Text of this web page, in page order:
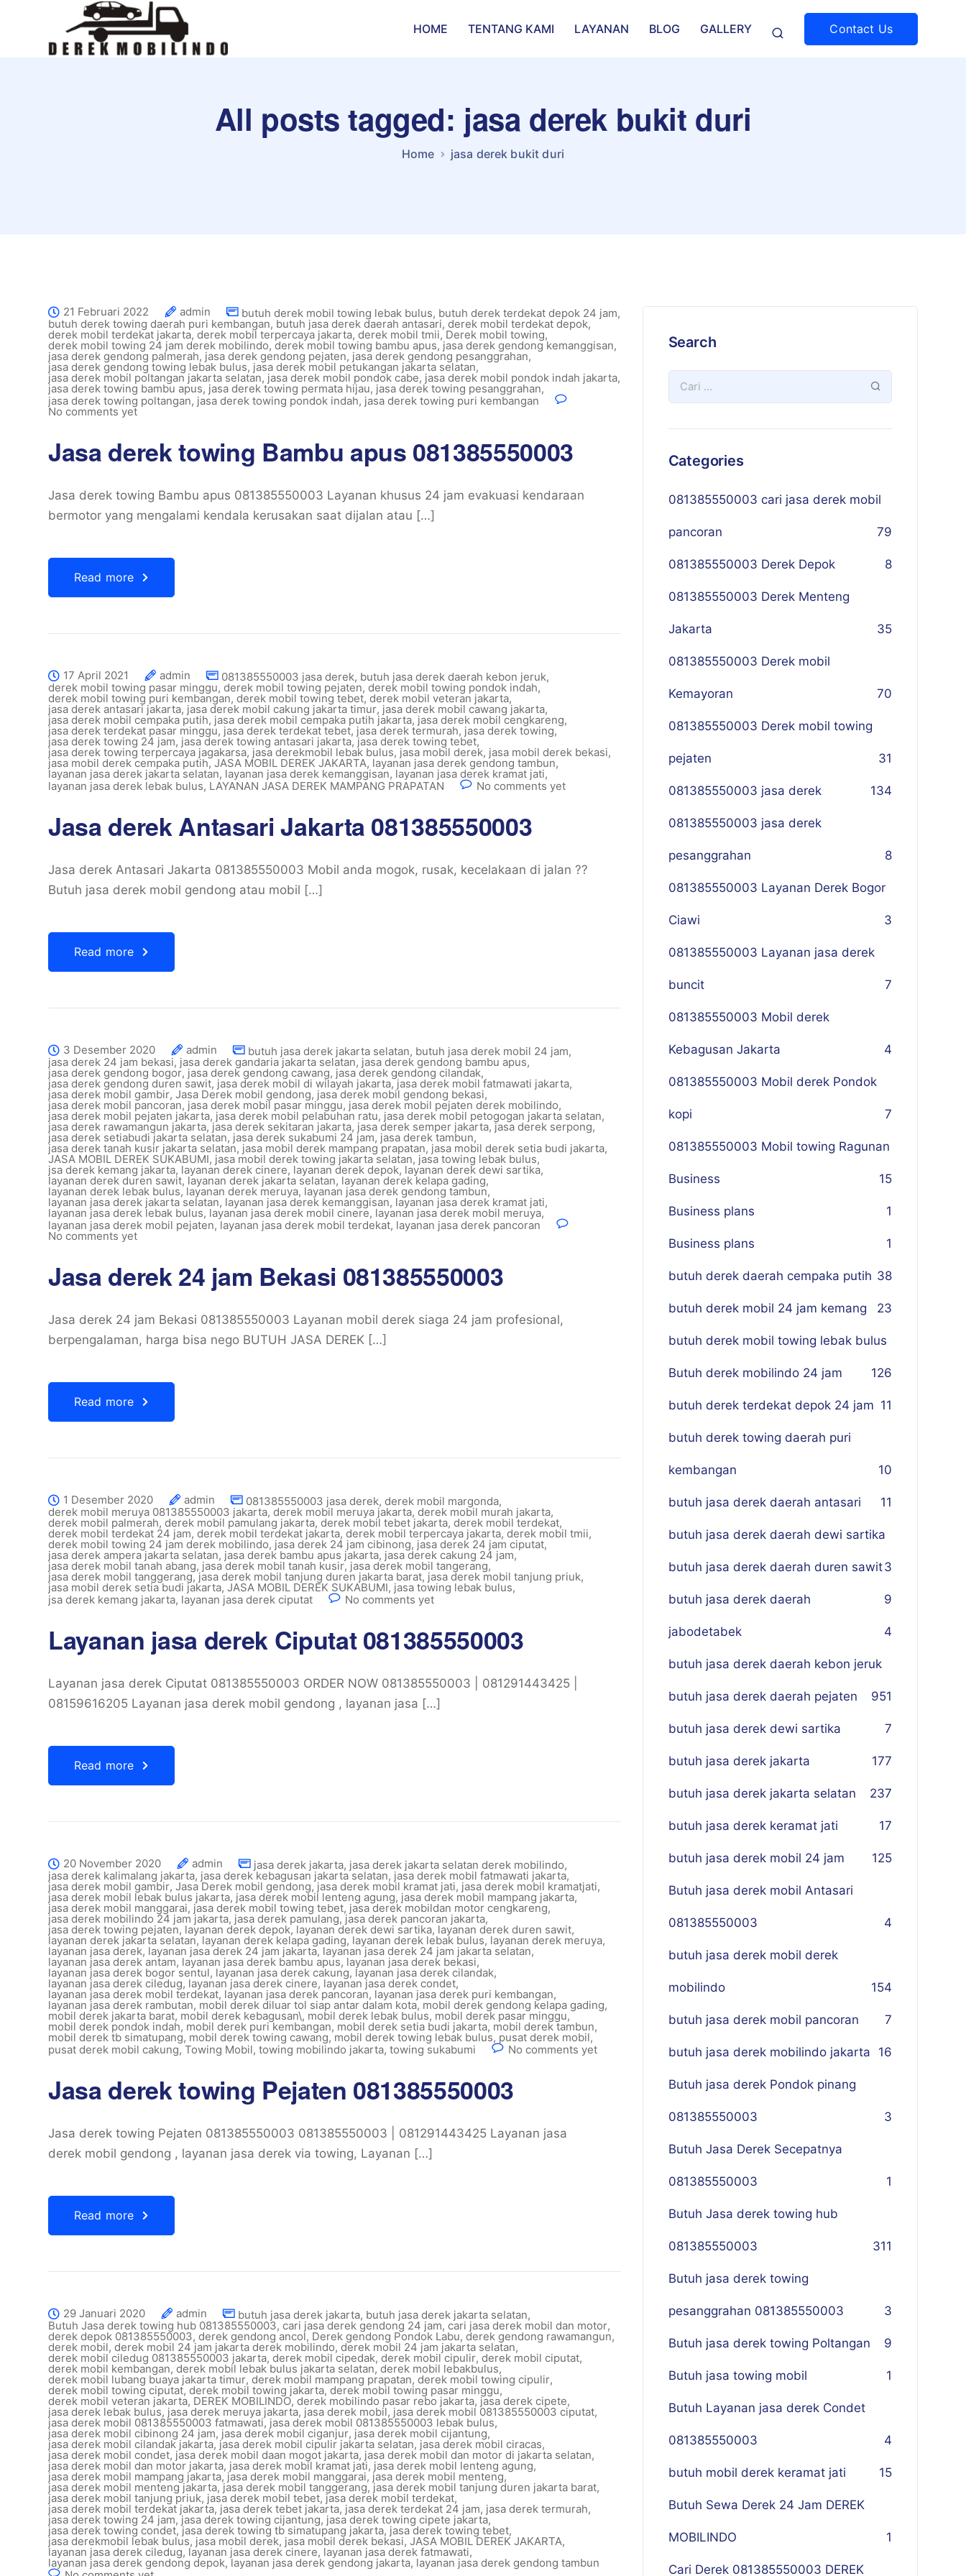
HOME TENTANG KAMI LAYANAN BLOG GALLERY Contact Us
All posts tagged: jasa derek bukit duri
Home jasa derek bukit duri
21 Februari 2022 admin butuh derek mobil towing lebak bulus, butuh derek terdekat depok 24 jam,
butuh derek towing daerah puri kembangan, butuh jasa derek daerah antasari, derek mobil terdekat depok,
derek mobil terdekat jakarta, derek mobil terpercaya jakarta, derek mobil tmii, Derek mobil towing,
derek mobil towing 24 jam derek mobilindo, derek mobil towing bambu apus,jasa derek gendong kemanggisan,
jasa derek gendong palmerah, jasa derek gendong pejaten, jasa derek gendong pesanggrahan,
jasa derek gendong towing lebak bulus, jasa derek mobil petukangan jakarta selatan,
jasa derek mobil poltangan jakarta selatan, jasa derek mobil pondok cabe, jasa derek mobil pondok indah jakarta,
jasa derek towing bambu apus, jasa derek towing permata hijau, jasa derek towing pesanggrahan,
jasa derek towing poltangan, jasa derek towing pondok indah, jasa derek towing puri kembangan
No comments yet
Jasa derek towing Bambu apus 081385550003
Jasa derek towing Bambu apus 081385550003 Layanan khusus 24 jam evakuasi kendaraan
bermotor yang mengalami kendala kerusakan saat dijalan atau […]
Read more
17 April 2021 admin 081385550003 jasa derek, butuh jasa derek daerah kebon jeruk,
derek mobil towing pasar minggu, derek mobil towing pejaten, derek mobil towing pondok indah,
derek mobil towing puri kembangan, derek mobil towing tebet, derek mobil veteran jakarta,
jasa derek antasari jakarta, jasa derek mobil cakung jakarta timur, jasa derek mobil cawang jakarta,
jasa derek mobil cempaka putih, jasa derek mobil cempaka putih jakarta, jasa derek mobil cengkareng,
jasa derek terdekat pasar minggu, jasa derek terdekat tebet, jasa derek termurah, jasa derek towing,
jasa derek towing 24 jam, jasa derek towing antasari jakarta,jasa derek towing tebet,
jasa derek towing terpercaya jagakarsa, jasa derekmobil lebak bulus, jasa mobil derek, jasa mobil derek bekasi,
jasa mobil derek cempaka putih,JASA MOBIL DEREK JAKARTA, layanan jasa derek gendong tambun,
layanan jasa derek jakarta selatan, layanan jasa derek kemanggisan, layanan jasa derek kramat jati,
layanan jasa derek lebak bulus, LAYANAN JASA DEREK MAMPANG PRAPATAN No comments yet
Jasa derek Antasari Jakarta 081385550003
Jasa derek Antasari Jakarta 081385550003 Mobil anda mogok, rusak, kecelakaan di jalan ??
Butuh jasa derek mobil gendong atau mobil […]
Read more
3 Desember 2020 admin butuh jasa derek jakarta selatan, butuh jasa derek mobil 24 jam,
jasa derek 24 jam bekasi, jasa derek gandaria jakarta selatan, jasa derek gendong bambu apus,
jasa derek gendong bogor, jasa derek gendong cawang, jasa derek gendong cilandak,
jasa derek gendong duren sawit, jasa derek mobil di wilayah jakarta,jasa derek mobil fatmawati jakarta,
jasa derek mobil gambir, Jasa Derek mobil gendong, jasa derek mobil gendong bekasi,
jasa derek mobil pancoran, jasa derek mobil pasar minggu, jasa derek mobil pejaten derek mobilindo,
jasa derek mobil pejaten jakarta, jasa derek mobil pelabuhan ratu, jasa derek mobil petogogan jakarta selatan,
jasa derek rawamangun jakarta,jasa derek sekitaran jakarta, jasa derek semper jakarta, jasa derek serpong,
jasa derek setiabudi jakarta selatan, jasa derek sukabumi 24 jam, jasa derek tambun,
jasa derek tanah kusir jakarta selatan, jasa mobil derek mampang prapatan, jasa mobil derek setia budi jakarta,
JASA MOBIL DEREK SUKABUMI, jasa mobil derek towing jakarta selatan, jasa towing lebak bulus,
jsa derek kemang jakarta, layanan derek cinere, layanan derek depok, layanan derek dewi sartika,
layanan derek duren sawit, layanan derek jakarta selatan, layanan derek kelapa gading,
layanan derek lebak bulus, layanan derek meruya, layanan jasa derek gendong tambun,
layanan jasa derek jakarta selatan, layanan jasa derek kemanggisan, layanan jasa derek kramat jati,
layanan jasa derek lebak bulus, layanan jasa derek mobil cinere, layanan jasa derek mobil meruya,
layanan jasa derek mobil pejaten, layanan jasa derek mobil terdekat, layanan jasa derek pancoran
No comments yet
Jasa derek 24 jam Bekasi 081385550003
Jasa derek 24 jam Bekasi 081385550003 Layanan mobil derek siaga 24 jam profesional,
berpengalaman, harga bisa nego BUTUH JASA DEREK […]
Read more
1 Desember 2020 admin 081385550003 jasa derek, derek mobil margonda,
derek mobil meruya 081385550003 jakarta, derek mobil meruya jakarta, derek mobil murah jakarta,
derek mobil palmerah, derek mobil pamulang jakarta, derek mobil tebet jakarta, derek mobil terdekat,
derek mobil terdekat 24 jam, derek mobil terdekat jakarta, derek mobil terpercaya jakarta, derek mobil tmii,
derek mobil towing 24 jam derek mobilindo, jasa derek 24 jam cibinong, jasa derek 24 jam ciputat,
jasa derek ampera jakarta selatan, jasa derek bambu apus jakarta, jasa derek cakung 24 jam,
jasa derek mobil tanah abang, jasa derek mobil tanah kusir, jasa derek mobil tangerang,
jasa derek mobil tanggerang,jasa derek mobil tanjung duren jakarta barat, jasa derek mobil tanjung priuk,
jasa mobil derek setia budi jakarta, JASA MOBIL DEREK SUKABUMI, jasa towing lebak bulus,
jsa derek kemang jakarta, layanan jasa derek ciputat No comments yet
Layanan jasa derek Ciputat 081385550003
Layanan jasa derek Ciputat 081385550003 ORDER NOW 081385550003 | 081291443425 |
08159616205 Layanan jasa derek mobil gendong , layanan jasa […]
Read more
20 November 2020 admin jasa derek jakarta, jasa derek jakarta selatan derek mobilindo,
jasa derek kalimalang jakarta, jasa derek kebagusan jakarta selatan, jasa derek mobil fatmawati jakarta,
jasa derek mobil gambir, Jasa Derek mobil gendong,jasa derek mobil kramat jati, jasa derek mobil kramatjati,
jasa derek mobil lebak bulus jakarta, jasa derek mobil lenteng agung, jasa derek mobil mampang jakarta,
jasa derek mobil manggarai, jasa derek mobil towing tebet, jasa derek mobildan motor cengkareng,
jasa derek mobilindo 24 jam jakarta, jasa derek pamulang,jasa derek pancoran jakarta,
jasa derek towing pejaten, layanan derek depok, layanan derek dewi sartika, layanan derek duren sawit,
layanan derek jakarta selatan, layanan derek kelapa gading, layanan derek lebak bulus, layanan derek meruya,
layanan jasa derek, layanan jasa derek 24 jam jakarta, layanan jasa derek 24 jam jakarta selatan,
layanan jasa derek antam, layanan jasa derek bambu apus, layanan jasa derek bekasi,
layanan jasa derek bogor sentul, layanan jasa derek cakung, layanan jasa derek cilandak,
layanan jasa derek ciledug, layanan jasa derek cinere, layanan jasa derek condet,
layanan jasa derek mobil terdekat, layanan jasa derek pancoran, layanan jasa derek puri kembangan,
layanan jasa derek rambutan, mobil derek diluar tol siap antar dalam kota, mobil derek gendong kelapa gading,
mobil derek jakarta barat, mobil derek kebagusan\, mobil derek lebak bulus, mobil derek pasar minggu,
mobil derek pondok indah, mobil derek puri kembangan, mobil derek setia budi jakarta, mobil derek tambun,
mobil derek tb simatupang, mobil derek towing cawang,mobil derek towing lebak bulus, pusat derek mobil,
pusat derek mobil cakung, Towing Mobil, towing mobilindo jakarta, towing sukabumi No comments yet
Jasa derek towing Pejaten 081385550003
Jasa derek towing Pejaten 081385550003 081385550003 | 081291443425 Layanan jasa
derek mobil gendong , layanan jasa derek via towing, Layanan […]
Read more
29 Januari 2020 admin butuh jasa derek jakarta, butuh jasa derek jakarta selatan,
Butuh Jasa derek towing hub 081385550003, cari jasa derek gendong 24 jam, cari jasa derek mobil dan motor,
derek depok 081385550003, derek gendong ancol, Derek gendong Pondok Labu, derek gendong rawamangun,
derek mobil, derek mobil 24 jam jakarta derek mobilindo, derek mobil 24 jam jakarta selatan,
derek mobil ciledug 081385550003 jakarta, derek mobil cipedak, derek mobil cipulir, derek mobil ciputat,
derek mobil kembangan, derek mobil lebak bulus jakarta selatan, derek mobil lebakbulus,
derek mobil lubang buaya jakarta timur, derek mobil mampang prapatan, derek mobil towing cipulir,
derek mobil towing ciputat, derek mobil towing jakarta, derek mobil towing pasar minggu,
derek mobil veteran jakarta, DEREK MOBILINDO, derek mobilindo pasar rebo jakarta, jasa derek cipete,
jasa derek lebak bulus, jasa derek meruya jakarta, jasa derek mobil, jasa derek mobil 081385550003 ciputat,
jasa derek mobil 081385550003 fatmawati, jasa derek mobil 081385550003 lebak bulus,
jasa derek mobil cibinong 24 jam, jasa derek mobil ciganjur, jasa derek mobil cijantung,
jasa derek mobil cilandak jakarta, jasa derek mobil cipulir jakarta selatan, jasa derek mobil ciracas,
jasa derek mobil condet, jasa derek mobil daan mogot jakarta, jasa derek mobil dan motor di jakarta selatan,
jasa derek mobil dan motor jakarta, jasa derek mobil kramat jati, jasa derek mobil lenteng agung,
jasa derek mobil mampang jakarta, jasa derek mobil manggarai, jasa derek mobil menteng,
jasa derek mobil menteng jakarta,jasa derek mobil tanggerang,jasa derek mobil tanjung duren jakarta barat,
jasa derek mobil tanjung priuk, jasa derek mobil tebet, jasa derek mobil terdekat,
jasa derek mobil terdekat jakarta, jasa derek tebet jakarta, jasa derek terdekat 24 jam, jasa derek termurah,
jasa derek towing 24 jam,jasa derek towing cijantung, jasa derek towing cipete jakarta,
jasa derek towing condet,jasa derek towing tb simatupang jakarta, jasa derek towing tebet,
jasa derekmobil lebak bulus, jasa mobil derek, jasa mobil derek bekasi, JASA MOBIL DEREK JAKARTA,
layanan jasa derek ciledug, layanan jasa derek cinere, layanan jasa derek fatmawati,
layanan jasa derek gendong depok,layanan jasa derek gendong jakarta, layanan jasa derek gendong tambun
Search
Categories
081385550003 cari jasa derek mobil
pancoran 79
081385550003 Derek Depok 8
081385550003 Derek Menteng
Jakarta 35
081385550003 Derek mobil
Kemayoran 70
081385550003 Derek mobil towing
pejaten 31
081385550003 jasa derek 134
081385550003 jasa derek
pesanggrahan 8
081385550003 Layanan Derek Bogor
Ciawi 3
081385550003 Layanan jasa derek
buncit 7
081385550003 Mobil derek
Kebagusan Jakarta 4
081385550003 Mobil derek Pondok
kopi 7
081385550003 Mobil towing Ragunan
5
Business 1
Business plans 1
Business plans 1
butuh derek daerah cempaka putih 38
butuh derek mobil 24 jam kemang 23
butuh derek mobil towing lebak bulus
26
Butuh derek mobilindo 24 jam 1
butuh derek terdekat depok 24 jam 11
butuh derek towing daerah puri
kembangan 10
butuh jasa derek daerah antasari 11
butuh jasa derek daerah dewi sartika
3
butuh jasa derek daerah duren sawit
9
butuh jasa derek daerah
jabodetabek 4
butuh jasa derek daerah kebon jeruk
51
butuh jasa derek daerah pejaten 9
butuh jasa derek dewi sartika 7
butuh jasa derek jakarta 177
butuh jasa derek jakarta selatan 237
butuh jasa derek keramat jati 17
butuh jasa derek mobil 24 jam 125
Butuh jasa derek mobil Antasari
081385550003 4
butuh jasa derek mobil derek
mobilindo 154
butuh jasa derek mobil pancoran 7
butuh jasa derek mobilindo jakarta 16
Butuh jasa derek Pondok pinang
081385550003 3
Butuh Jasa Derek Secepatnya
081385550003 1
Butuh Jasa derek towing hub
081385550003 311
Butuh jasa derek towing
pesanggrahan 081385550003 3
Butuh jasa derek towing Poltangan 9
Butuh jasa towing mobil 1
Butuh Layanan jasa derek Condet
081385550003 4
butuh mobil derek keramat jati 15
Butuh Sewa Derek 24 Jam DEREK
MOBILINDO 1
Cari Derek 081385550003 DEREK